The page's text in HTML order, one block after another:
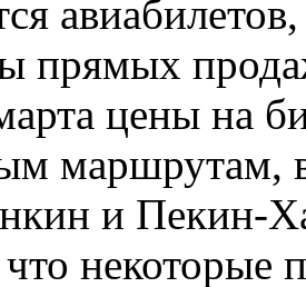
прямых
цены на
маршрутам,
и Пекин-
что некоторые